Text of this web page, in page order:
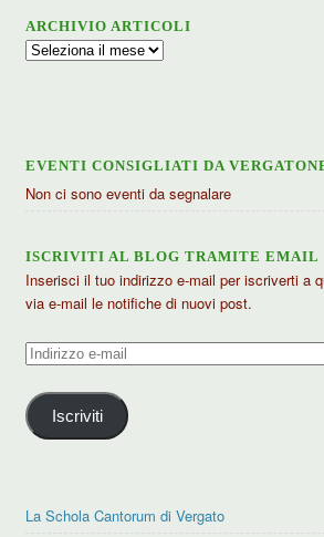
ARCHIVIO ARTICOLI
Archivio
EVENTI CONSIGLIATI DA
Non ci sono eventi da segnalare
ISCRIVITI AL BLOG TRAMITE EMAIL
Inserisci il tuo indirizzo e-mail per iscriverti a
via e-mail le notifiche di nuovi post.
Indirizzo
mail
Iscriviti
La Schola Cantorum di Vergato